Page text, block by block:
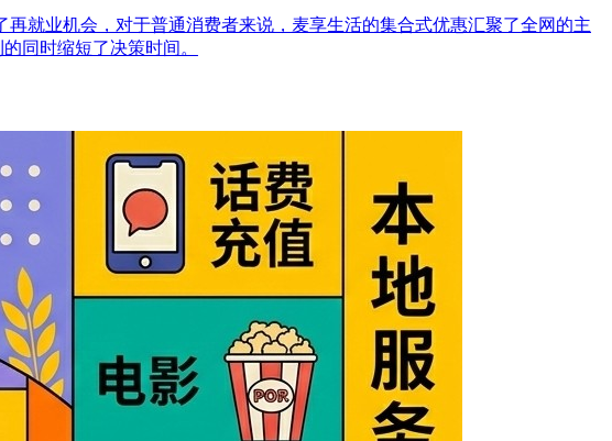
就业机会，对于普通消费者来说，麦享生活的集合式优惠汇聚了全网的主
同时缩短了决策时间。